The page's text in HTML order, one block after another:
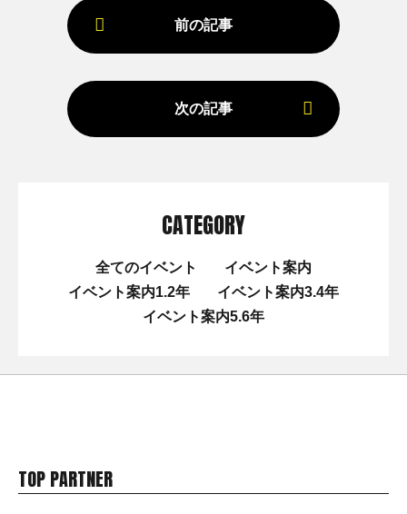
前の記事
次の記事
CATEGORY
全てのイベント
イベント案内
イベント案内1.2年
イベント案内3.4年
イベント案内5.6年
TOP PARTNER